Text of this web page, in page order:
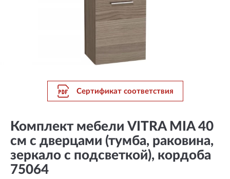
Сертификат соответствия
Комплект мебели VITRA MIA 40
см с дверцами (тумба, раковина,
зеркало c подсветкой), кордоба
75064